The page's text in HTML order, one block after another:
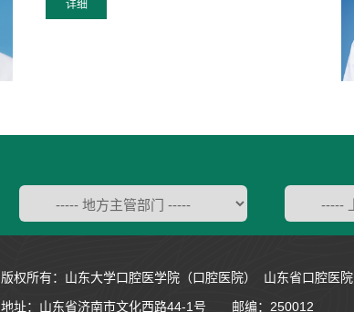
详细
版权所有：山东大学口腔医学院（口腔医院） 山东省口腔医院
地址： 山东省济南市文化西路44-1号 邮编：250012